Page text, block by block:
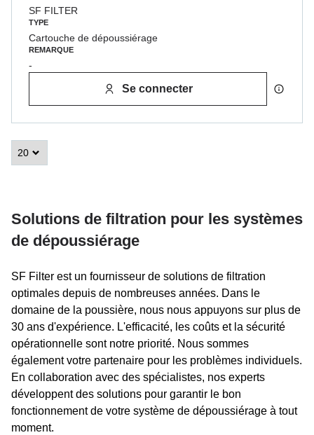
SF FILTER
TYPE
Cartouche de dépoussiérage
REMARQUE
-
Se connecter
Solutions de filtration pour les systèmes
de dépoussiérage
SF Filter est un fournisseur de solutions de filtration
optimales depuis de nombreuses années. Dans le
domaine de la poussière, nous nous appuyons sur plus de
30 ans d'expérience. L'efficacité, les coûts et la sécurité
opérationnelle sont notre priorité. Nous sommes
également votre partenaire pour les problèmes individuels.
En collaboration avec des spécialistes, nos experts
développent des solutions pour garantir le bon
fonctionnement de votre système de dépoussiérage à tout
moment.